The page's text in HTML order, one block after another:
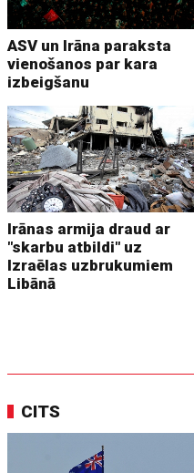
ASV un Irāna paraksta
vienošanos par kara
izbeigšanu
Irānas armija draud ar
"skarbu atbildi" uz
Izraēlas uzbrukumiem
Libānā
CITS